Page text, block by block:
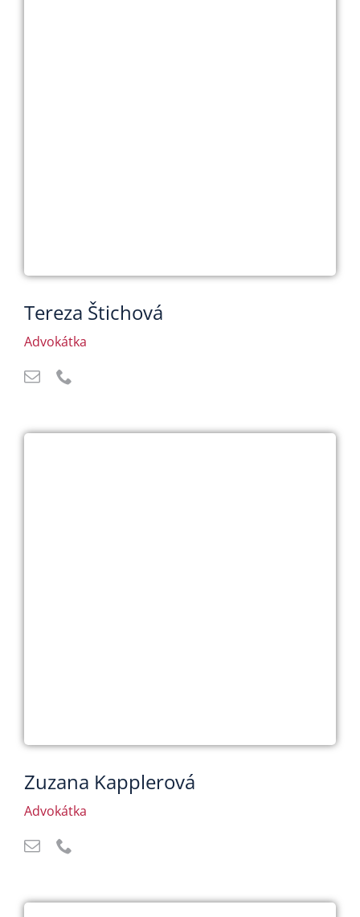
Tereza Štichová
Advokátka
Zuzana Kapplerová
Advokátka